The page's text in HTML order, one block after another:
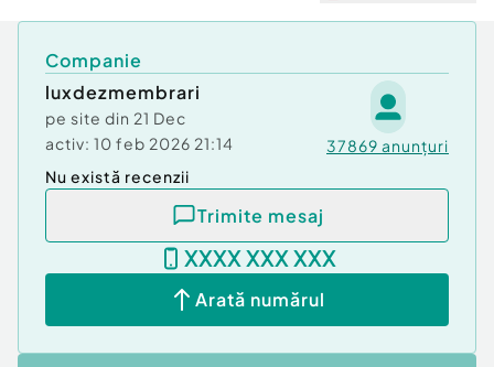
Companie
luxdezmembrari
pe site din 21 Dec
activ: 10 feb 2026 21:14 37869 anunțuri
Nu există recenzii
Trimite mesaj
XXXX XXX XXX
Arată numărul